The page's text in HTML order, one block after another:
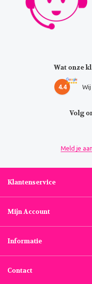
Wat onze
4.4 Wij
Volg
Meld je
Klantenservice
Mijn Account
Informatie
Contact